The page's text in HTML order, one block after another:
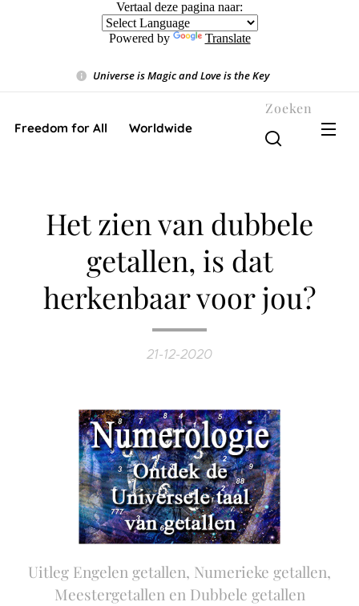
Vertaal deze pagina naar:
Powered by Translate
Universe is Magic and Love is the Key❤️
Freedom for All ❤️ Worldwide
Zoeken
Het zien van dubbele
getallen, is dat
herkenbaar voor jou?
21-12-2020
Uitleg Engelen getallen, Numerieke getallen,
Meestergetallen en Dubbele getallen